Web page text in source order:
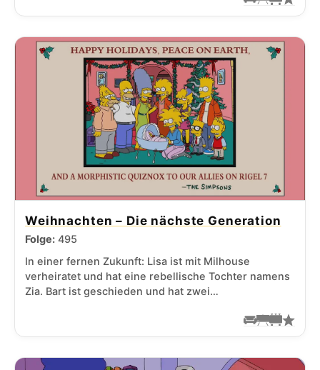
Weihnachten – Die nächste Generation
Folge: 495
In einer fernen Zukunft: Lisa ist mit Milhouse
verheiratet und hat eine rebellische Tochter namens
Zia. Bart ist geschieden und hat zwei…